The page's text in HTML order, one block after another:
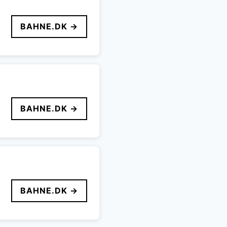
BAHNE.DK →
BAHNE.DK →
BAHNE.DK →